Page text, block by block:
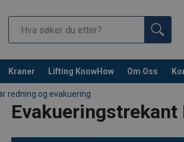
Kraner Lifting KnowHow Om Oss
redning og evakuering
Evakueringstrekant